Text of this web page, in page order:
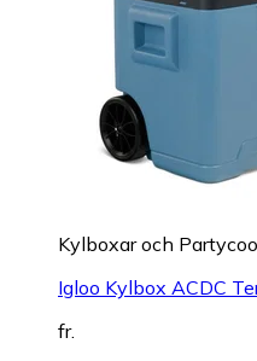
Kylboxar och
Igloo Kylbox ACDC
fr.